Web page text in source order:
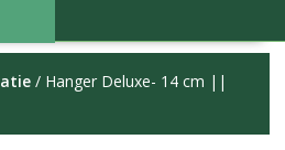
/ Hanger Deluxe- 14 cm ||